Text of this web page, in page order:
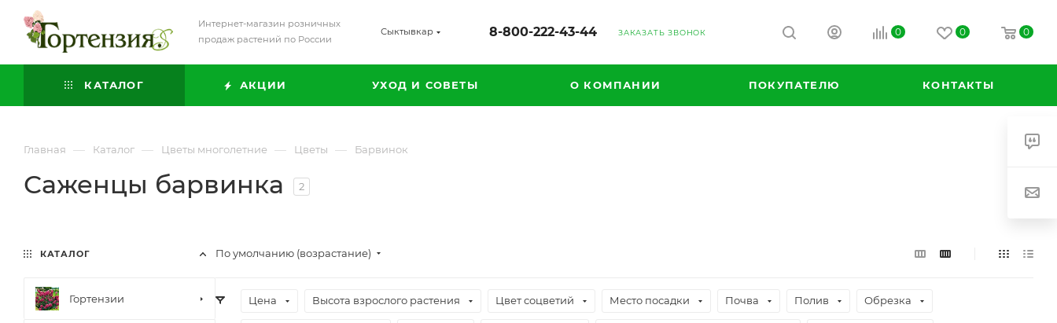
Интернет-магазин розничных
продаж растений по России
Сыктывкар 8-800-222-43-44 ЗАКАЗАТЬ ЗВОНОК 0 0 0
КАТАЛОГ АКЦИИ УХОД И СОВЕТЫ О КОМПАНИИ ПОКУПАТЕЛЮ КОНТАКТЫ
Главная — Каталог — Цветы многолетние — Цветы — Барвинок
Саженцы барвинка 2
По умолчанию (возрастание)
Цена Высота взрослого растения Цвет соцветий Место посадки Почва Полив Обрезка
КАТАЛОГ
Гортензии